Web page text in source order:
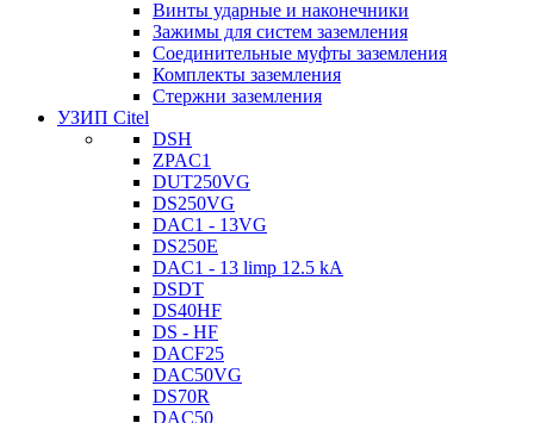
Винты ударные и наконечники
Зажимы для систем заземления
Соединительные муфты заземления
Комплекты заземления
Стержни заземления
УЗИП Citel
DSH
ZPAC1
DUT250VG
DS250VG
DAC1 - 13VG
DS250E
DAC1 - 13 limp 12.5 kA
DSDT
DS40HF
DS - HF
DACF25
DAC50VG
DS70R
DAC50